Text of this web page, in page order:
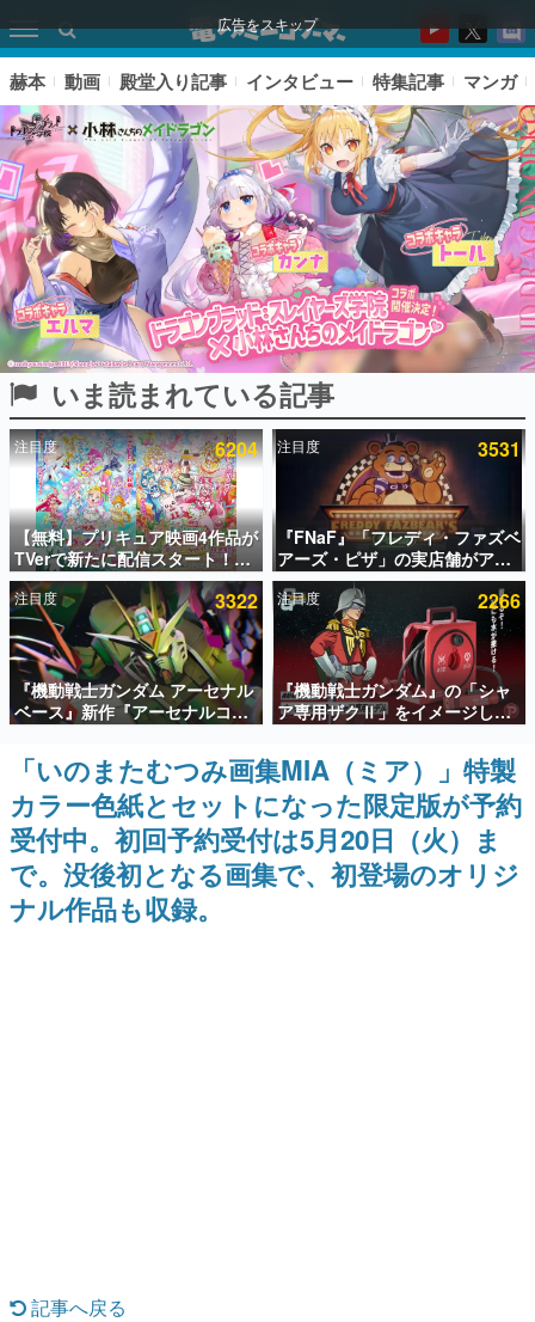
広告をスキップ
ピックアップ
電ファミのいま読まれている記事ランキング
アプリセール情報
インタビュー
連載・特集一覧
殿堂入り記事
SNS拡散数が数千以上！ ページビュー数万以上！ などな
ど。多くの人々に読まれた、電ファミ渾身の“殿堂入り”記
事をまとめました。
ゲームの企画書
名作ゲームクリエイターの方々に製作時のエピソードをお
聞きし、ヒットする企画（ゲーム）とは何か？を探ってい
きます。
赫本
この物語を解いてはいけない。『赫本』は、〈試験問題〉
の形をした短編ホラー小説集です。
赫本 動画 殿堂入り記事 インタビュー 特集記事 マンガ
いま読まれている記事
注目度 6204
【無料】プリキュア映画4作品が
TVerで新たに配信スタート！な
んと2018年～2024年の映画ほぼ
すべてが見放題に、ぶっちゃけ
ありえないラインナップ
注目度 3531
『FNaF』「フレディ・ファズベ
アーズ・ピザ」の実店舗がアメ
リカの商業施設「American
Dream」に2027年オープン！
ScottGamesとの共同開発、食
事だけでなくステージショーや
没入型のホラー体験も楽しめる
注目度 3322
『機動戦士ガンダム アーセナル
ベース』新作『アーセナルコマ
ンダー』発表！8月28日からオ
ープンベータテスト開催、2027
年2月下旬に稼働予定
注目度 2266
『機動戦士ガンダム』の「シャ
ア専用ザクⅡ」をイメージした
散水ホースリールが予約開始。
本体にはシャアのパーソナルマ
ークやジオン公国軍のエンブレ
ム、型式番号などを配置
「いのまたむつみ画集MIA（ミア）」特製
カラー色紙とセットになった限定版が予約
受付中。初回予約受付は5月20日（火）ま
で。没後初となる画集で、初登場のオリジ
ナル作品も収録。
記事へ戻る